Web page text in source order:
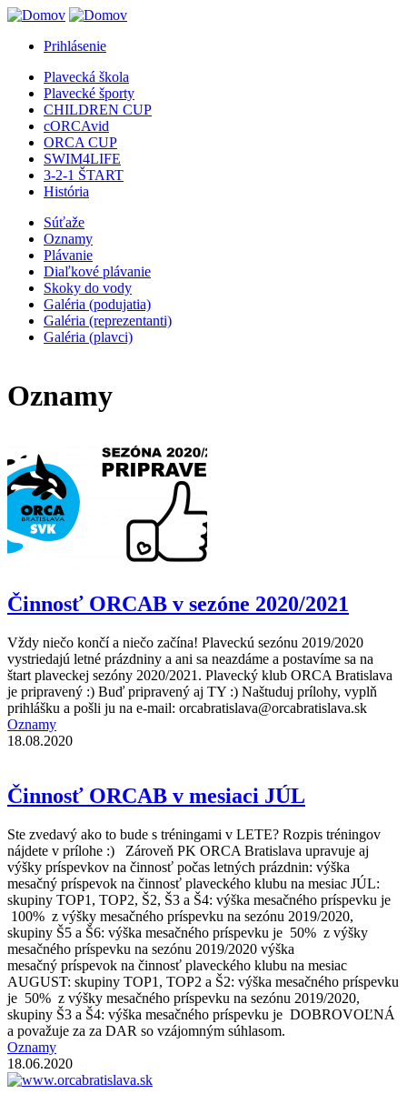
Jump to Navigation
Prihlásenie
Plavecká škola
Plavecké športy
CHILDREN CUP
cORCAvid
ORCA CUP
SWIM4LIFE
3-2-1 ŠTART
História
Súťaže
Oznamy
Plávanie
Diaľkové plávanie
Skoky do vody
Galéria (podujatia)
Galéria (reprezentanti)
Galéria (plavci)
Oznamy
Činnosť ORCAB v sezóne 2020/2021
Vždy niečo končí a niečo začína! Plaveckú sezónu 2019/2020
vystriedajú letné prázdniny a ani sa neazdáme a postavíme sa na
štart plaveckej sezóny 2020/2021. Plavecký klub ORCA Bratislava
je pripravený :) Buď pripravený aj TY :) Naštuduj prílohy, vyplň
prihlášku a pošli ju na e-mail: orcabratislava@orcabratislava.sk
Oznamy
18.08.2020
Činnosť ORCAB v mesiaci JÚL
Ste zvedavý ako to bude s tréningami v LETE? Rozpis tréningov
nájdete v prílohe :) Zároveň PK ORCA Bratislava upravuje aj
výšky príspevkov na činnosť počas letných prázdnin: výška
mesačný príspevok na činnosť plaveckého klubu na mesiac JÚL:
skupiny TOP1, TOP2, Š2, Š3 a Š4: výška mesačného príspevku je
100% z výšky mesačného príspevku na sezónu 2019/2020,
skupiny Š5 a Š6: výška mesačného príspevku je 50% z výšky
mesačného príspevku na sezónu 2019/2020 výška
mesačný príspevok na činnosť plaveckého klubu na mesiac
AUGUST: skupiny TOP1, TOP2 a Š2: výška mesačného príspevku
je 50% z výšky mesačného príspevku na sezónu 2019/2020,
skupiny Š3 a Š4: výška mesačného príspevku je DOBROVOĽNÁ
a považuje za za DAR so vzájomným súhlasom.
Oznamy
18.06.2020